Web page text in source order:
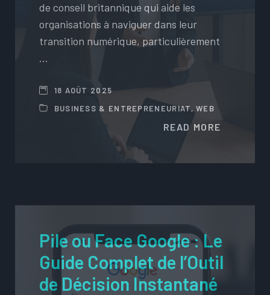
de conseil britannique qui aide les
organisations à naviguer dans leur
transition numérique, particulièrement
…
18 AOÛT 2025
BUSINESS & ENTREPRENEURIAT,WEB
READ MORE
Pile ou Face Google : Le
Guide Complet de l’Outil
de Décision Instantané